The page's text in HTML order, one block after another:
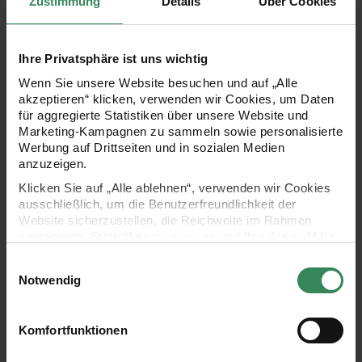
Ihre Privatsphäre ist uns wichtig
Wenn Sie unsere Website besuchen und auf „Alle
akzeptieren“ klicken, verwenden wir Cookies, um Daten
für aggregierte Statistiken über unsere Website und
Marketing-Kampagnen zu sammeln sowie personalisierte
Werbung auf Drittseiten und in sozialen Medien
anzuzeigen.
Klicken Sie auf „Alle ablehnen“, verwenden wir Cookies
ausschließlich, um die Benutzerfreundlichkeit der
Website sicherzustellen, die Reichweite im Rahmen
Ihre Einwilligung ist freiwillig und kann jederzeit über den
Link „Cookie-Einstellungen“ im Fußbereich der Seite
verwendeten Technologien und den Empfängern der
Daten finden Sie in unserer Datenschutzerklärung.
Notwendig
Komfortfunktionen
Stickpackung Platzsets
eckig Tannenzweige 2 Stück
30x40cm
19,99 €
Punch Needle Packung
Kissen Santa
26x39cm
59,99 €
Hersteller:
set